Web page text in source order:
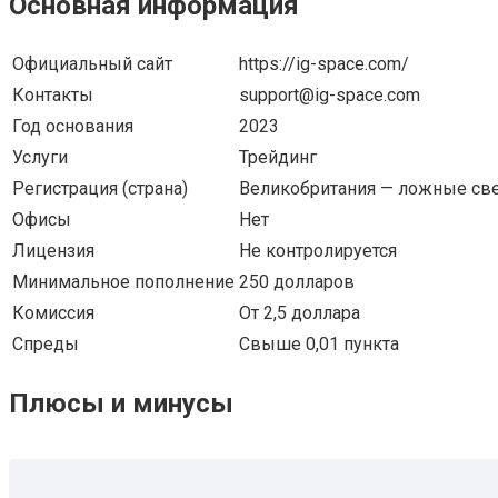
Официальный сайт
https://ig-space.com/
Контакты
support@ig-space.com
Год основания
2023
Услуги
Трейдинг
Регистрация (страна)
Великобритания — ложные
Офисы
Нет
Лицензия
Не контролируется
Минимальное пополнение 250 долларов
Комиссия
От 2,5 доллара
Спреды
Свыше 0,01 пункта
Плюсы и минусы